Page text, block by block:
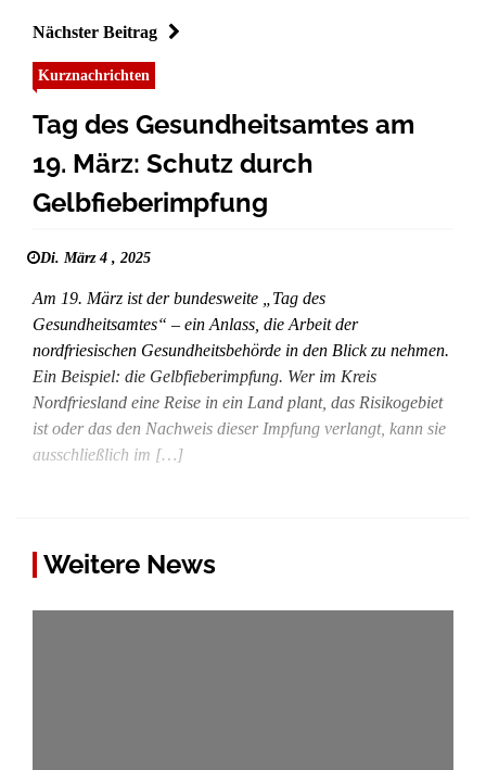
Nächster Beitrag
Kurznachrichten
Tag des Gesundheitsamtes am
19. März: Schutz durch
Gelbfieberimpfung
Di. März 4 , 2025
Am 19. März ist der bundesweite „Tag des
Gesundheitsamtes“ – ein Anlass, die Arbeit der
nordfriesischen Gesundheitsbehörde in den Blick zu nehmen.
Ein Beispiel: die Gelbfieberimpfung. Wer im Kreis
Nordfriesland eine Reise in ein Land plant, das Risikogebiet
ist oder das den Nachweis dieser Impfung verlangt, kann sie
ausschließlich im […]
Weitere News